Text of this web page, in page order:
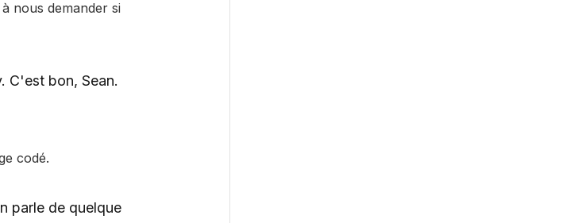
nous demander si
C'est bon, Sean.
codé.
parle de quelque